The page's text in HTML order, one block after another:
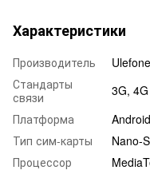
Характеристики
Производитель
Ulefone
Стандарты
связи
3G, 4G
Платформа
Тип сим-карты
Nano-
Процессор